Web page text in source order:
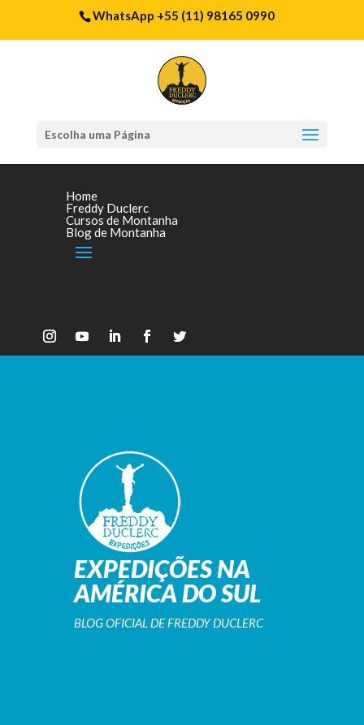
WhatsApp +55 (11) 98165 0990
Escolha uma Página
Home
Freddy Duclerc
Cursos de Montanha
Blog de Montanha
EXPEDIÇÕES NA
AMÉRICA DO SUL
BLOG OFICIAL DE FREDDY DUCLERC